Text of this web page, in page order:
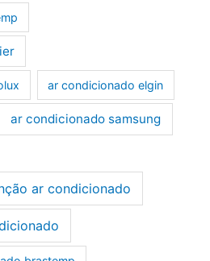
ar condicionado elgin
ar condicionado samsung
ar condicionado